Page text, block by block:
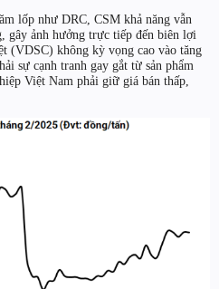
lốp như DRC, CSM khả năng vẫn
gây ảnh hưởng trực tiếp đến biên lợi
(VDSC) không kỳ vọng cao vào tăng
sự cạnh tranh gay gắt từ sản phẩm
Việt Nam phải giữ giá bán thấp,